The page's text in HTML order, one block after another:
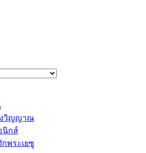
งวิญญาณ
นิกส์
พระเยซู